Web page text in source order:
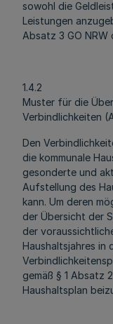
sowohl die
Leistungen
Absatz 3 GO
1.4.2
Muster für die
Verbindlichkeiten
Den
die kommunale
gesonderte und
Aufstellung des
kann. Um deren
der Übersicht der
der
Haushaltsjahres in
gemäß § 1 Absatz
Haushaltsplan